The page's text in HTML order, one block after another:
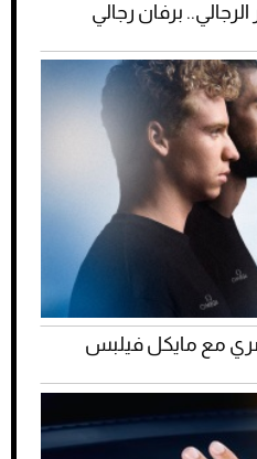
برفان رجالي
مع مايكل فيلبس